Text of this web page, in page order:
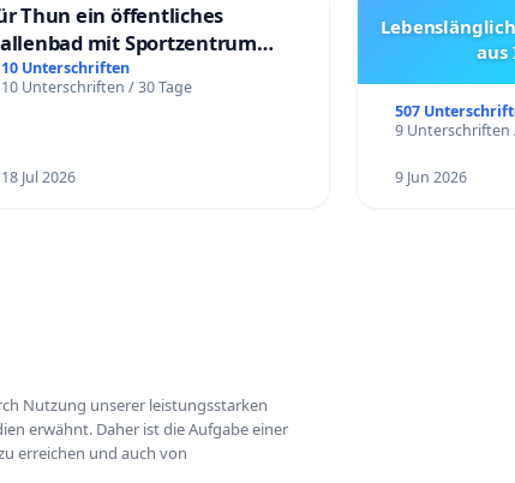
Thun ein öffentliches
mit Sportzentrum
10 Unterschriften
10 Unterschriften / 30 Tage
18 Jul 2026
aus
507
9 Unterschriften
9 Jun 2026
Nutzung unserer leistungsstarken
erwähnt. Daher ist die Aufgabe einer
erreichen und auch von